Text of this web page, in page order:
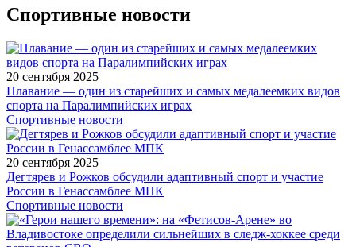
Спортивные новости
20 сентября 2025
Плавание — один из старейших и самых медалеемких видов
спорта на Паралимпийских играх
Спортивные новости
20 сентября 2025
Дегтярев и Рожков обсудили адаптивный спорт и участие
России в Генассамблее МПК
Спортивные новости